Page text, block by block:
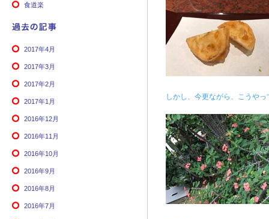
しかし、今更ながら、こうや
食道楽
2017年4月
2017年3月
2017年2月
2017年1月
2016年12月
2016年11月
2016年10月
2016年9月
2016年8月
2016年7月